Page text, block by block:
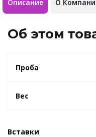
Описание О
Об этом
Проба
Вес
Вставки